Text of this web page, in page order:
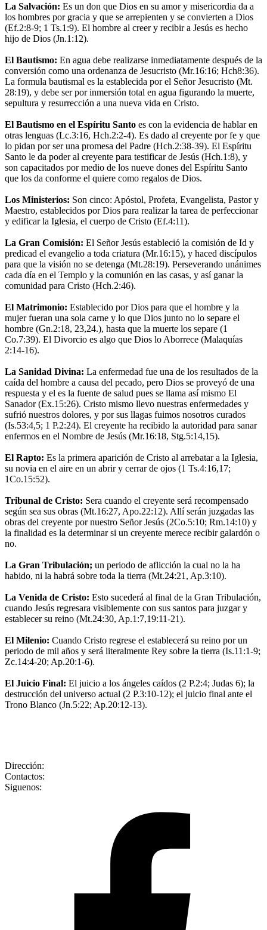
La Salvación: Es un don que Dios en su amor y misericordia da a
los hombres por gracia y que se arrepienten y se convierten a Dios
(Ef.2:8-9; 1 Ts.1:9). El hombre al creer y recibir a Jesús es hecho
hijo de Dios (Jn.1:12).
El Bautismo: En agua debe realizarse inmediatamente después de la
conversión como una ordenanza de Jesucristo (Mr.16:16; Hch8:36).
La formula bautismal es la establecida por el Señor Jesucristo (Mt.
28:19), y debe ser por inmersión total en agua figurando la muerte,
sepultura y resurrección a una nueva vida en Cristo.
El Bautismo en el Espíritu Santo es con la evidencia de hablar en
otras lenguas (Lc.3:16, Hch.2:2-4). Es dado al creyente por fe y que
lo pidan por ser una promesa del Padre (Hch.2:38-39). El Espíritu
Santo le da poder al creyente para testificar de Jesús (Hch.1:8), y
son capacitados por medio de los nueve dones del Espíritu Santo
que los da conforme el quiere como regalos de Dios.
Los Ministerios: Son cinco: Apóstol, Profeta, Evangelista, Pastor y
Maestro, establecidos por Dios para realizar la tarea de perfeccionar
y edificar la Iglesia, el cuerpo de Cristo (Ef.4:11).
La Gran Comisión: El Señor Jesús estableció la comisión de Id y
predicad el evangelio a toda criatura (Mr.16:15), y haced discípulos
para que la visión no se detenga (Mt.28:19). Perseverando unánimes
cada día en el Templo y la comunión en las casas, y así ganar la
comunidad para Cristo (Hch.2:46).
El Matrimonio: Establecido por Dios para que el hombre y la
mujer fueran una sola carne y lo que Dios junto no lo separe el
hombre (Gn.2:18, 23,24.), hasta que la muerte los separe (1
Co.7:39). El Divorcio es algo que Dios lo Aborrece (Malaquías
2:14-16).
La Sanidad Divina: La enfermedad fue una de los resultados de la
caída del hombre a causa del pecado, pero Dios se proveyó de una
respuesta y el es la fuente de salud pues se llama así mismo El
Sanador (Ex.15:26). Cristo mismo llevo nuestras enfermedades y
sufrió nuestros dolores, y por sus llagas fuimos nosotros curados
(Is.53:4,5; 1 P.2:24). El creyente ha recibido la autoridad para sanar
enfermos en el Nombre de Jesús (Mr.16:18, Stg.5:14,15).
El Rapto: Es la primera aparición de Cristo al arrebatar a la Iglesia,
su novia en el aire en un abrir y cerrar de ojos (1 Ts.4:16,17;
1Co.15:52).
Tribunal de Cristo: Sera cuando el creyente será recompensado
según sea sus obras (Mt.16:27, Apo.22:12). Allí serán juzgadas las
obras del creyente por nuestro Señor Jesús (2Co.5:10; Rm.14:10) y
la finalidad es la determinar si un creyente merece recibir galardón o
no.
La Gran Tribulación; un periodo de aflicción la cual no la ha
habido, ni la habrá sobre toda la tierra (Mt.24:21, Ap.3:10).
La Venida de Cristo: Esto sucederá al final de la Gran Tribulación,
cuando Jesús regresara visiblemente con sus santos para juzgar y
establecer su reino (Mt.24:30, Ap.1:7,19:11-21).
El Milenio: Cuando Cristo regrese el establecerá su reino por un
periodo de mil años y será literalmente Rey sobre la tierra (Is.11:1-9;
Zc.14:4-20; Ap.20:1-6).
El Juicio Final: El juicio a los ángeles caídos (2 P.2:4; Judas 6); la
destrucción del universo actual (2 P.3:10-12); el juicio final ante el
Trono Blanco (Jn.5:22; Ap.20:12-13).
Dirección:
Contactos:
Siguenos: